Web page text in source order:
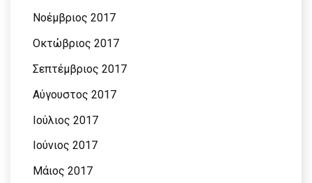
Νοέμβριος 2017
Οκτώβριος 2017
Σεπτέμβριος 2017
Αύγουστος 2017
Ιούλιος 2017
Ιούνιος 2017
Μάιος 2017